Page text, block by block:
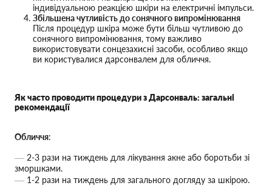
індивідуальною реакцією шкіри на електричні імпульси.
Збільшена чутливість до сонячного випромінювання
Після процедур шкіра може бути більш чутливою до
сонячного випромінювання, тому важливо
використовувати сонцезахисні засоби, особливо якщо
ви користувалися дарсонвалем для обличчя.
Як часто проводити процедури з Дарсонваль: загальні
рекомендації
Обличчя:
2-3 рази на тиждень для лікування акне або боротьби зі
зморшками.
1-2 рази на тиждень для загального догляду за шкірою.